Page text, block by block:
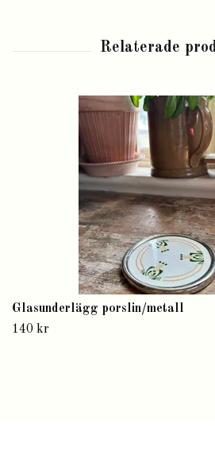
Glasunderlägg porslin/metall
140 kr